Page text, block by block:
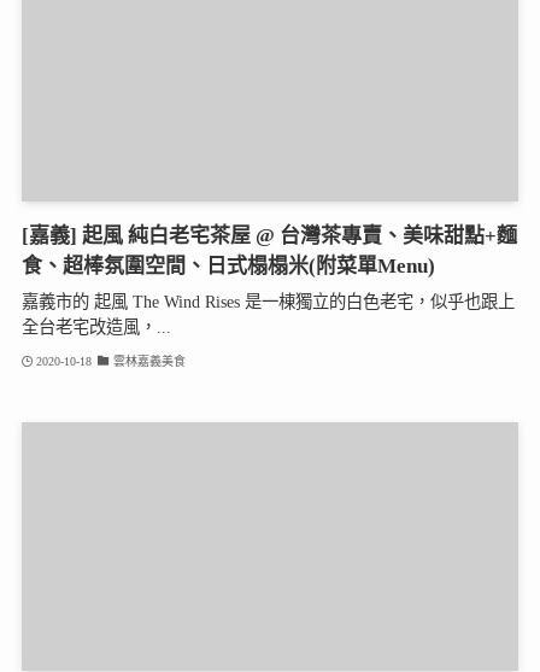
[嘉義] 起風 純白老宅茶屋 @ 台灣茶專賣、美味甜點+麵
食、超棒氛圍空間、日式榻榻米(附菜單Menu)
嘉義市的 起風 The Wind Rises 是一棟獨立的白色老宅，似乎也跟上
全台老宅改造風，...
2020-10-18 雲林嘉義美食